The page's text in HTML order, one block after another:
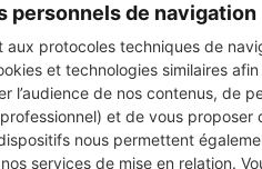
personnels de navigation
aux protocoles techniques de
et technologies similaires
l’audience de nos contenus, de
et de vous
nous permettent
services de mise en relation.